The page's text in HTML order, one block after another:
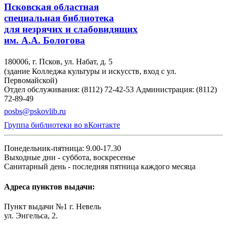
Псковская областная
специальная библиотека
для незрячих и слабовидящих
им. А.А. Бологова
180006, г. Псков, ул. Набат, д. 5
(здание Колледжа культуры и искусств, вход с ул.
Первомайской)
Отдел обслуживания: (8112) 72-42-53 Администрация: (8112)
72-89-49
posbs@pskovlib.ru
Группа библиотеки во вКонтакте
Понедельник-пятница: 9.00-17.30
Выходные дни - суббота, воскресенье
Санитарный день - последняя пятница каждого месяца
Адреса пунктов выдачи:
Пункт выдачи №1 г. Невель
ул. Энгельса, 2.